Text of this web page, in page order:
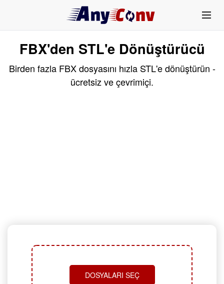
FBX'den STL'e Dönüştürücü
Birden fazla FBX dosyasını hızla STL'e dönüştürün -
ücretsiz ve çevrimiçi.
DOSYALARI SEÇ